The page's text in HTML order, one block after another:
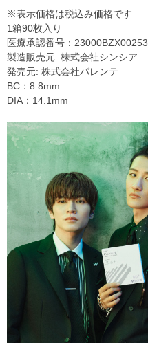
※表示価格は税込み価格です
1箱90枚入り
医療承認番号：
製造販売元: 株式会社シンシア
発売元: 株式会社パレンテ
BC：8.8mm
DIA：14.1mm